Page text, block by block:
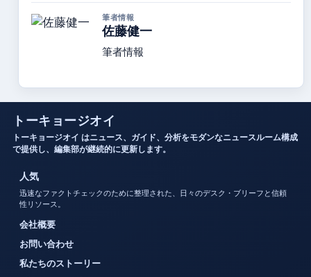
筆者情報
佐藤健一
筆者情報
トーキョージオイ
トーキョージオイ はニュース、ガイド、分析をモダンなニュースルーム構成
で提供し、編集部が継続的に更新します。
人気
迅速なファクトチェックのために整理された、日々のデスク・ブリーフと信頼
性リソース。
会社概要
お問い合わせ
私たちのストーリー